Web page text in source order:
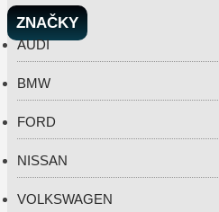
ZNAČKY
AUDI
BMW
FORD
NISSAN
VOLKSWAGEN